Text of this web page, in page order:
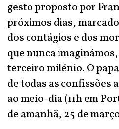
gesto proposto por
próximos dias,
dos contágios e dos
que nunca
terceiro milénio. O
de todas as confissões
ao meio-dia (11h em
de amanhã, 25 de